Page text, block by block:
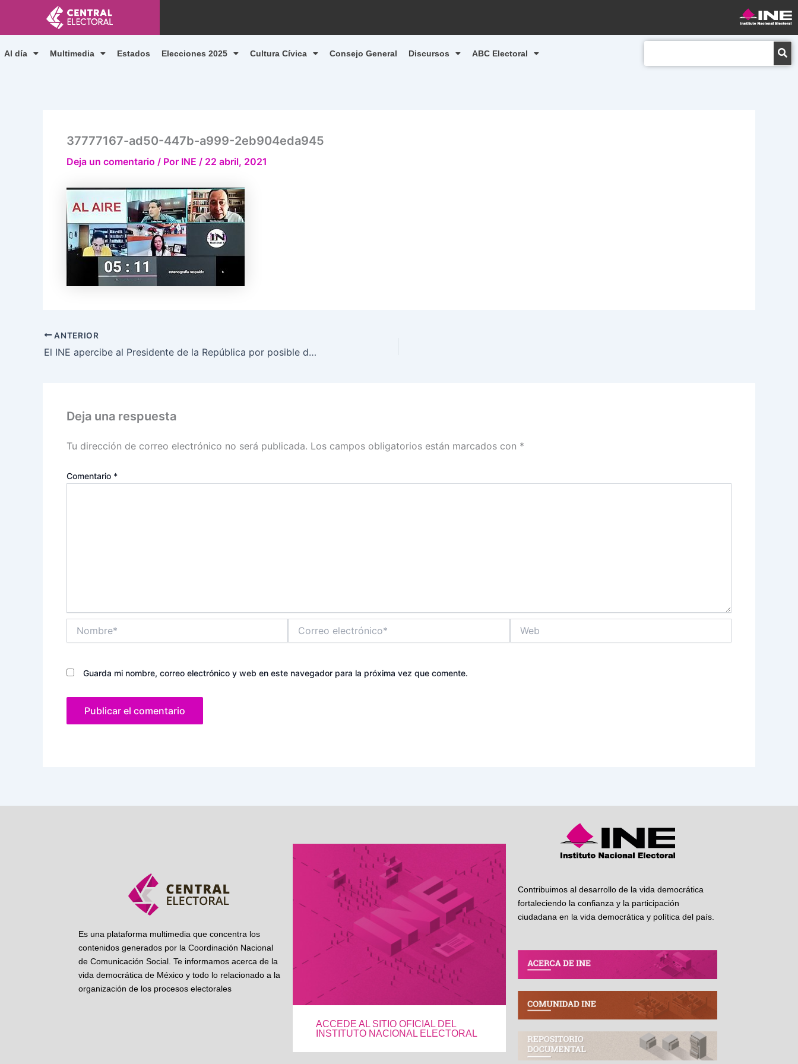
contenido
Al día Multimedia Estados Elecciones 2025 Cultura Cívica Consejo General Discursos ABC Electoral
37777167-ad50-447b-a999-2eb904eda945
Deja un comentario / Por INE / 22 abril, 2021
ANTERIOR
El INE apercibe al Presidente de la República por posible desacato a medida cautelar
Deja una respuesta
Tu dirección de correo electrónico no será publicada. Los campos obligatorios están marcados con *
Comentario *
electrónico*
Guarda mi nombre, correo electrónico y web en este navegador para la próxima vez que comente.
Es una plataforma multimedia que concentra los
contenidos generados por la Coordinación Nacional
de Comunicación Social. Te informamos acerca de la
vida democrática de México y todo lo relacionado a la
organización de los procesos electorales
ACCEDE AL SITIO OFICIAL DEL
INSTITUTO NACIONAL ELECTORAL
Contribuimos al desarrollo de la vida democrática
fortaleciendo la confianza y la participación
ciudadana en la vida democrática y política del país.